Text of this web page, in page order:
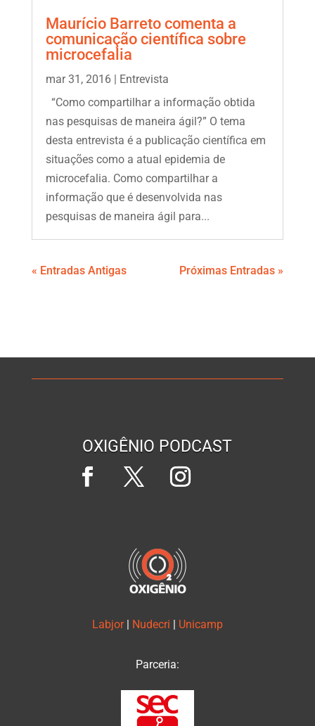
Maurício Barreto comenta a
comunicação científica sobre
microcefalia
mar 31, 2016| Entrevista
“Como compartilhar a informação obtida
nas pesquisas de maneira ágil?” O tema
desta entrevista é a publicação científica em
situações como a atual epidemia de
microcefalia. Como compartilhar a
informação que é desenvolvida nas
pesquisas de maneira ágil para...
« Entradas Antigas Próximas Entradas »
OXIGÊNIO PODCAST
Labjor | Nudecri | Unicamp
Parceria: